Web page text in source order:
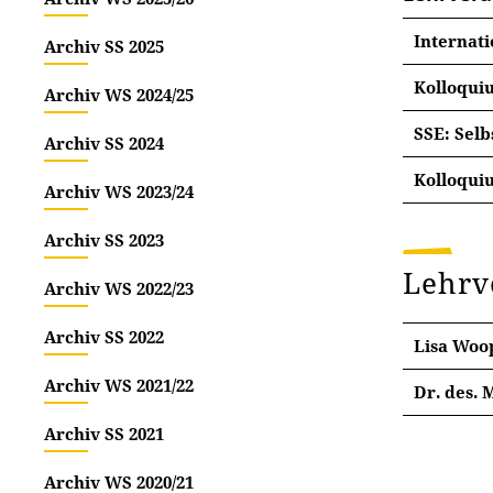
Archiv SS 2025
Archiv WS 2024/25
Archiv SS 2024
Archiv WS 2023/24
Archiv SS 2023
Archiv WS 2022/23
Archiv SS 2022
Archiv WS 2021/22
Archiv SS 2021
Archiv WS 2020/21
nach
ersten
SSE:
(M
Lisa
Dr. des.